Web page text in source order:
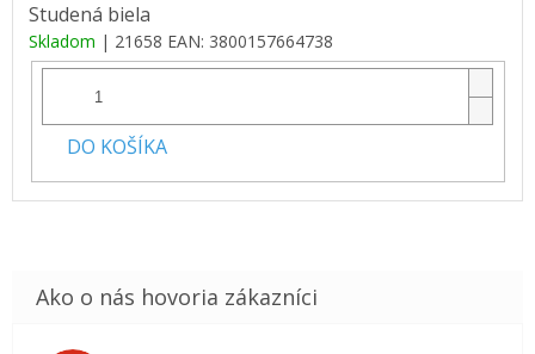
Studená biela
Skladom | 21658 EAN: 3800157664738
DO KOŠÍKA